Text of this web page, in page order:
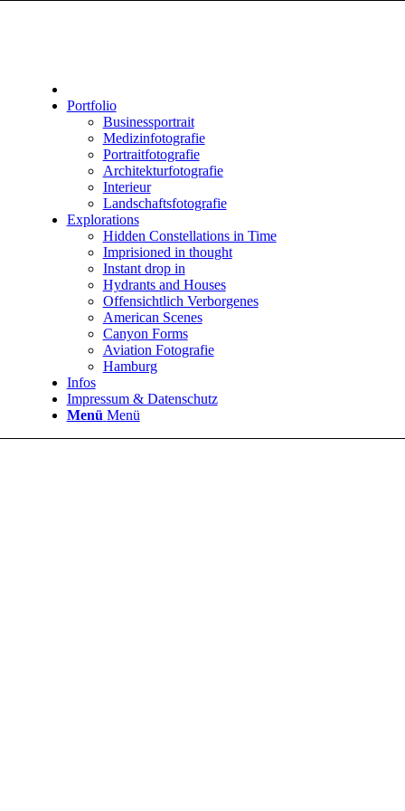
Portfolio
Businessportrait
Medizinfotografie
Portraitfotografie
Architekturfotografie
Interieur
Landschaftsfotografie
Explorations
Hidden Constellations in Time
Imprisioned in thought
Instant drop in
Hydrants and Houses
Offensichtlich Verborgenes
American Scenes
Canyon Forms
Aviation Fotografie
Hamburg
Infos
Impressum & Datenschutz
Menü Menü